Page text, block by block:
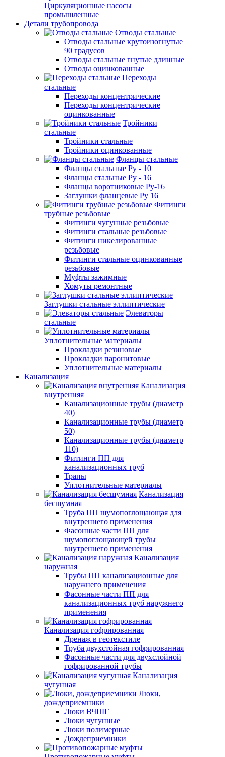
Циркуляционные насосы
промышленные
Детали трубопровода
Отводы стальные
Отводы стальные крутоизогнутые
90 градусов
Отводы стальные гнутые длинные
Отводы оцинкованные
Переходы
стальные
Переходы концентрические
Переходы концентрические
оцинкованные
Тройники
стальные
Тройники стальные
Тройники оцинкованные
Фланцы стальные
Фланцы стальные Ру - 10
Фланцы стальные Ру - 16
Фланцы воротниковые Ру-16
Заглушки фланцевые Ру 16
Фитинги
трубные резьбовые
Фитинги чугунные резьбовые
Фитинги стальные резьбовые
Фитинги никелированные
резьбовые
Фитинги стальные оцинкованные
резьбовые
Муфты зажимные
Хомуты ремонтные
Заглушки стальные эллиптические
Элеваторы
стальные
Уплотнительные материалы
Прокладки резиновые
Прокладки паронитовые
Уплотнительные материалы
Канализация
Канализация
внутренняя
Канализационные трубы (диаметр
40)
Канализационные трубы (диаметр
50)
Канализационные трубы (диаметр
110)
Фитинги ПП для
канализационных труб
Трапы
Уплотнительные материалы
Канализация
бесшумная
Труба ПП шумопоглощающая для
внутреннего применения
Фасонные части ПП для
шумопоглощающей трубы
внутреннего применения
Канализация
наружная
Трубы ПП канализационные для
наружнего применения
Фасонные части ПП для
канализационных труб наружнего
применения
Канализация гофрированная
Дренаж в геотекстиле
Труба двухстойная гофрированная
Фасонные части для двухслойной
гофрированной трубы
Канализация
чугунная
Люки,
дождеприемники
Люки ВЧШГ
Люки чугунные
Люки полимерные
Дождеприемники